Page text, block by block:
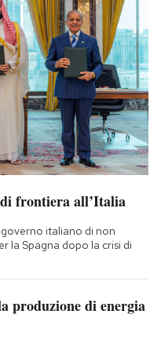
frontiera all’Italia
italiano di non
la Spagna dopo la crisi di
produzione di energia